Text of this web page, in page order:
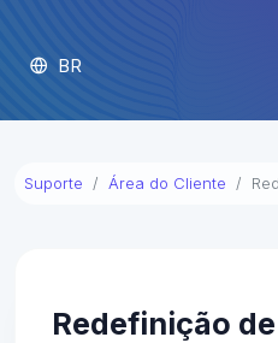
BR
Suporte Área do Cliente
Redefinição